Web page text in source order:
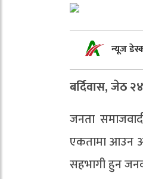
न्यूज
बर्दिवास, जेठ
जनता
एकतामा आउन
सहभागी हुन